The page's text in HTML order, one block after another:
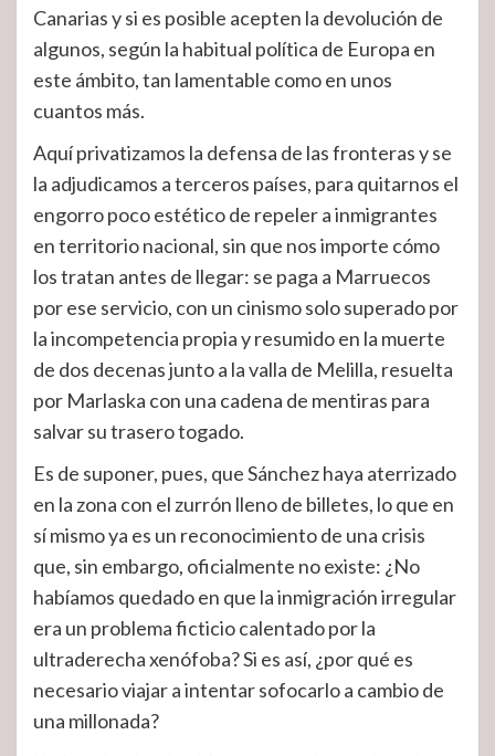
Canarias y si es posible acepten la devolución de
algunos, según la habitual política de Europa en
este ámbito, tan lamentable como en unos
cuantos más.
Aquí privatizamos la defensa de las fronteras y se
la adjudicamos a terceros países, para quitarnos el
engorro poco estético de repeler a inmigrantes
en territorio nacional, sin que nos importe cómo
los tratan antes de llegar: se paga a Marruecos
por ese servicio, con un cinismo solo superado por
la incompetencia propia y resumido en la muerte
de dos decenas junto a la valla de Melilla, resuelta
por Marlaska con una cadena de mentiras para
salvar su trasero togado.
Es de suponer, pues, que Sánchez haya aterrizado
en la zona con el zurrón lleno de billetes, lo que en
sí mismo ya es un reconocimiento de una crisis
que, sin embargo, oficialmente no existe: ¿No
habíamos quedado en que la inmigración irregular
era un problema ficticio calentado por la
ultraderecha xenófoba? Si es así, ¿por qué es
necesario viajar a intentar sofocarlo a cambio de
una millonada?